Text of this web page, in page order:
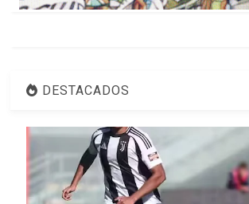
DESTACADOS